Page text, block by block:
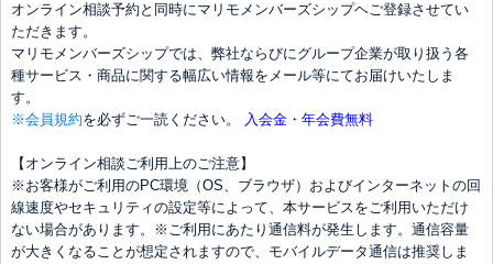
オンライン相談予約と同時にマリモメンバーズシップヘご登録させてい
ただきます。
マリモメンバーズシップでは、弊社ならびにグループ企業が取り扱う各
種サービス・商品に関する幅広い情報をメール等にてお届けいたしま
す。
※会員規約を必ずご一読ください。 入会金・年会費無料
【オンライン相談ご利用上のご注意】
※お客様がご利用のPC環境（OS、ブラウザ）およびインターネットの回
線速度やセキュリティの設定等によって、本サービスをご利用いただけ
ない場合があります。※ご利用にあたり通信料が発生します。通信容量
が大きくなることが想定されますので、モバイルデータ通信は推奨しま